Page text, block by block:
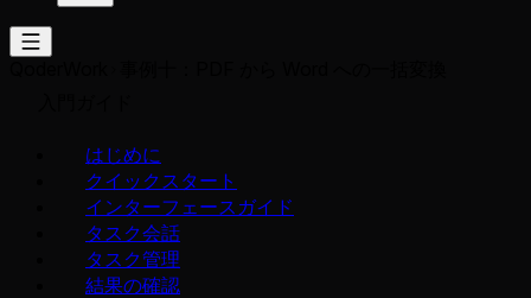
はじめに
クイックスタート
インターフェースガイド
タスク会話
タスク管理
結果の確認